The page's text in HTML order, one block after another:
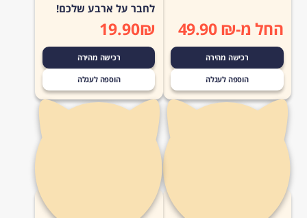
החל מ-₪ 49.90
רכישה מהירה
הוספה לעגלה
לחבר על ארבע שלכם!
₪
19.90
רכישה מהירה
הוספה לעגלה